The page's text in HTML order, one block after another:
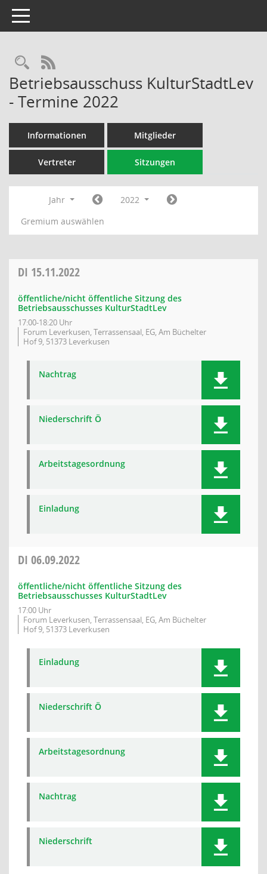
Toggle navigation
Rechercheauswahl
RSS-Feed
Betriebsausschuss KulturStadtLev
- Termine 2022
Informationen Mitglieder
Vertreter Sitzungen
Jahr
2022
Gremium auswählen
DI 15.11.2022
öffentliche/nicht öffentliche Sitzung des
Betriebsausschusses KulturStadtLev
17:00-18:20 Uhr
Forum Leverkusen, Terrassensaal, EG, Am Büchelter
Hof 9, 51373 Leverkusen
Nachtrag
Niederschrift Ö
Arbeitstagesordnung
Einladung
DI 06.09.2022
öffentliche/nicht öffentliche Sitzung des
Betriebsausschusses KulturStadtLev
17:00 Uhr
Forum Leverkusen, Terrassensaal, EG, Am Büchelter
Hof 9, 51373 Leverkusen
Einladung
Niederschrift Ö
Arbeitstagesordnung
Nachtrag
Niederschrift